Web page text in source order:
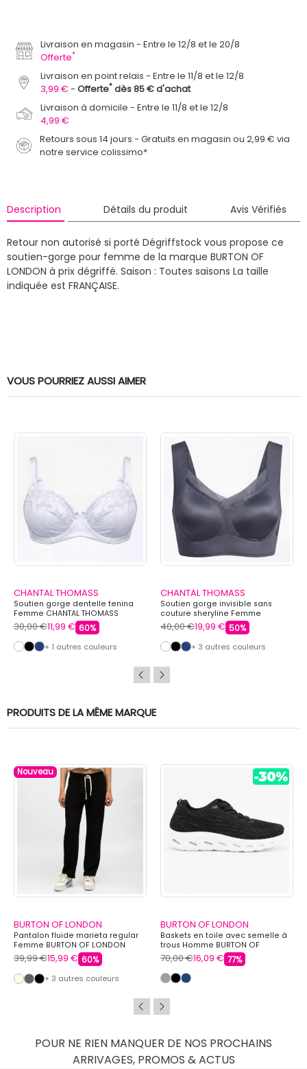
Livraison en magasin
Entre le 12/8 et le 20/8
Offerte*
Livraison en point relais
Entre le 11/8 et le 12/8
3,99 €
Offerte* dès 85 € d'achat
Livraison à domicile
Entre le 11/8 et le 12/8
4,99 €
Retours sous 14 jours - Gratuits en magasin ou 2,99 € via
notre service colissimo*
Description Détails du produit Avis Vérifiés
Retour non autorisé si porté Dégriffstock vous propose ce
soutien-gorge pour femme de la marque BURTON OF
LONDON à prix dégriffé. Saison : Toutes saisons La taille
indiquée est FRANÇAISE.
VOUS POURRIEZ AUSSI AIMER
CHANTAL THOMASS
Soutien gorge dentelle tenina
Femme CHANTAL THOMASS
30,00 €11,99 € 60%
+ 1 autres couleurs
CHANTAL THOMASS
Soutien gorge invisible sans
couture sheryline Femme
CHANTAL THOMASS
40,00 €19,99 € 50%
+ 3 autres couleurs
PRODUITS DE LA MÊME MARQUE
Nouveau
BURTON OF LONDON
Pantalon fluide marieta regular
Femme BURTON OF LONDON
39,99 €15,99 € 60%
+ 3 autres couleurs
BURTON OF LONDON
Baskets en toile avec semelle à
trous Homme BURTON OF
LONDON
70,00 €16,09 € 77%
POUR NE RIEN MANQUER DE NOS PROCHAINS
ARRIVAGES, PROMOS & ACTUS